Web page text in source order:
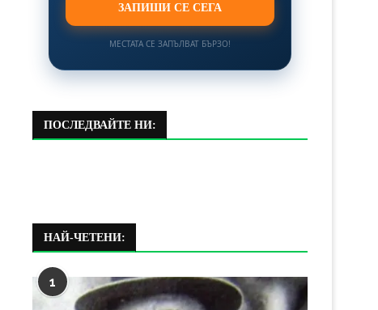
ЗАПИШИ СЕ СЕГА
МЕСТАТА СЕ ЗАПЪЛВАТ БЪРЗО!
ПОСЛЕДВАЙТЕ НИ:
НАЙ-ЧЕТЕНИ:
1